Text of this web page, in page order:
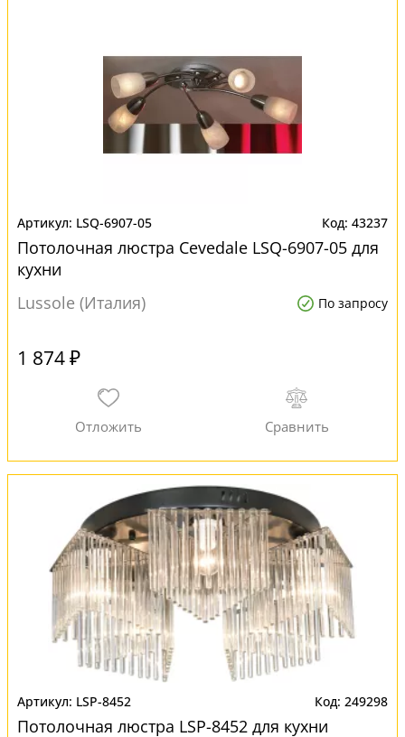
LSQ-6907-05 43237
Потолочная люстра Cevedale LSQ-6907-05 для
кухни
Lussole (Италия)
По запросу
1 874 ₽
LSP-8452 249298
Потолочная люстра LSP-8452 для кухни